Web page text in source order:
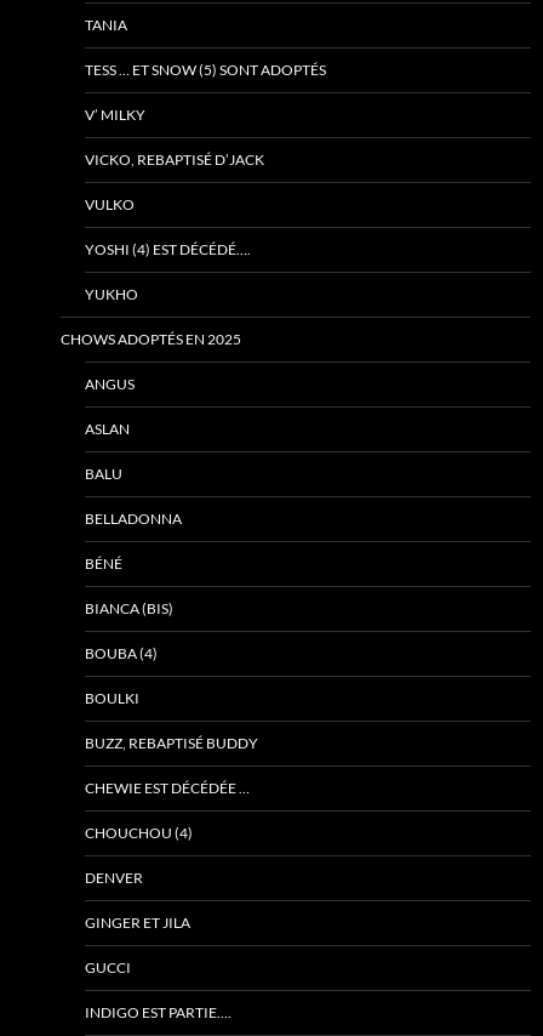
TANIA
TESS … ET SNOW (5) SONT ADOPTÉS
V’ MILKY
VICKO, REBAPTISÉ D’JACK
VULKO
YOSHI (4) EST DÉCÉDÉ….
YUKHO
CHOWS ADOPTÉS EN 2025
ANGUS
ASLAN
BALU
BELLADONNA
BÉNÉ
BIANCA (BIS)
BOUBA (4)
BOULKI
BUZZ, REBAPTISÉ BUDDY
CHEWIE EST DÉCÉDÉE …
CHOUCHOU (4)
DENVER
GINGER ET JILA
GUCCI
INDIGO EST PARTIE….